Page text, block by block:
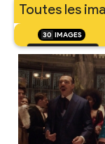
Toutes les
30 IMAGES